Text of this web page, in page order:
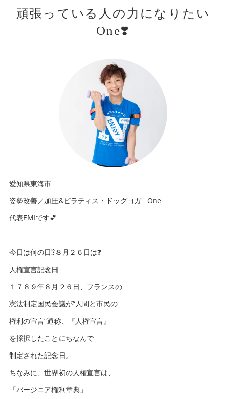
頑張っている人の力になりたい
One❣️
愛知県東海市
姿勢改善／加圧&ピラティス・ドッグヨガ One
代表EMIです💕
今日は何の日⁉️８月２６日は❓
人権宣言記念日
１７８９年８月２６日、フランスの
憲法制定国民会議が“人間と市民の
権利の宣言”通称、『人権宣言』
を採択したことにちなんで
制定された記念日。
ちなみに、世界初の人権宣言は、
「バージニア権利章典」